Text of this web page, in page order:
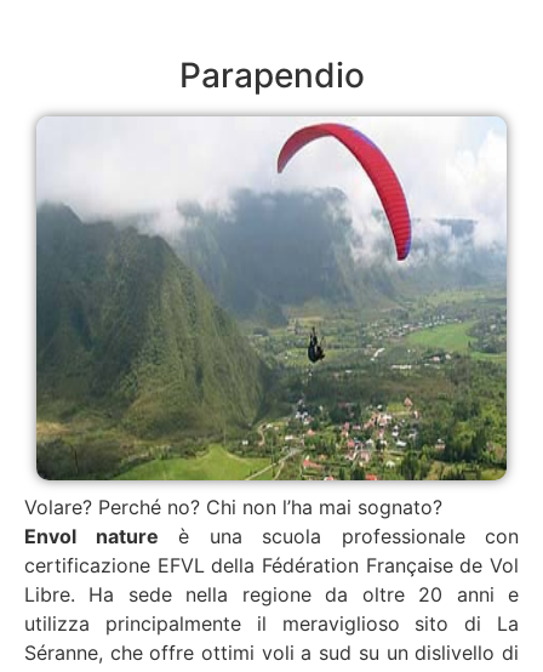
Parapendio
Volare? Perché no? Chi non l’ha mai sognato?
Envol nature è una scuola professionale con
certificazione EFVL della Fédération Française de Vol
Libre. Ha sede nella regione da oltre 20 anni e
utilizza principalmente il meraviglioso sito di La
Séranne, che offre ottimi voli a sud su un dislivello di